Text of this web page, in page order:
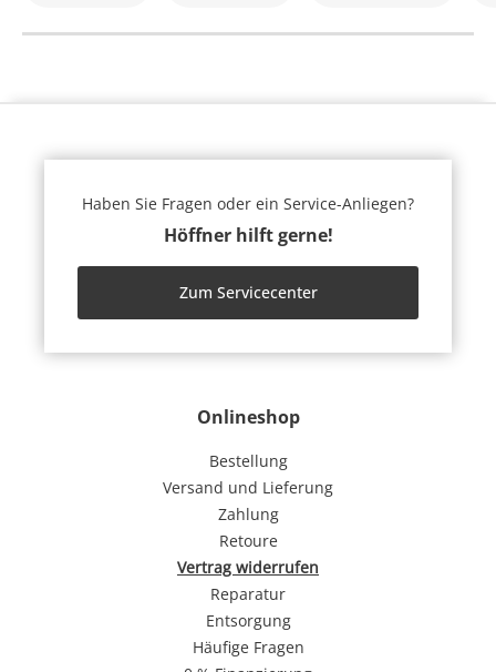
Onlineshop
Bestellung
Versand und Lieferung
Zahlung
Retoure
Vertrag widerrufen
Reparatur
Entsorgung
Häufige Fragen
Haben Sie Fragen oder ein Service-Anliegen?
Höffner hilft gerne!
Zum Servicecenter